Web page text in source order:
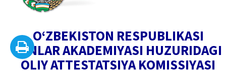
O‘ZBEKISTON RESPUBLIKASI
FANLAR AKADEMIYASI HUZURIDAGI
OLIY ATTESTATSIYA KOMISSIYASI